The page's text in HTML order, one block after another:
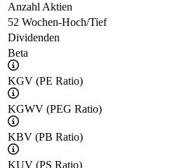
Anzahl Aktien
52 Wochen-Hoch/Tief
Dividenden
Beta
KGV (PE Ratio)
KGWV (PEG Ratio)
KBV (PB Ratio)
KUV (PS Ratio)